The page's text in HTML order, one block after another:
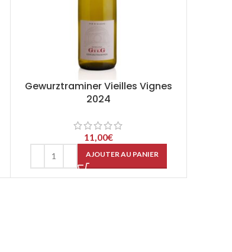
Gewurztraminer Vieilles Vignes
2024
11,00€
AJOUTER AU PANIER